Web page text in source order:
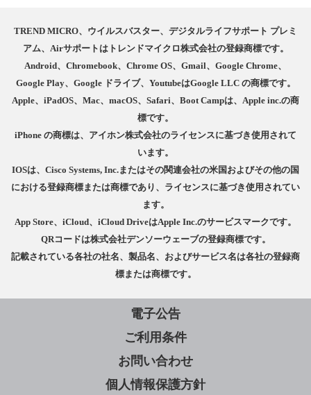
TREND MICRO、ウイルスバスター、デジタルライフサポート プレミ
アム、Airサポートはトレンドマイクロ株式会社の登録商標です。
Android、Chromebook、Chrome OS、Gmail、Google Chrome、
Google Play、Google ドライブ、YoutubeはGoogle LLC の商標です。
Apple、iPadOS、Mac、macOS、Safari、Boot Campは、Apple inc.の商
標です。
iPhone の商標は、アイホン株式会社のライセンスに基づき使用されて
います。
IOSは、Cisco Systems, Inc.またはその関連会社の米国およびその他の国
における登録商標または商標であり、ライセンスに基づき使用されてい
ます。
App Store、iCloud、iCloud DriveはApple Inc.のサービスマークです。
QRコードは株式会社デンソーウェーブの登録商標です。
記載されている各社の社名、製品名、およびサービス名は各社の登録商
標または商標です。
電子公告
ご利用条件
お問い合わせ
個人情報保護方針